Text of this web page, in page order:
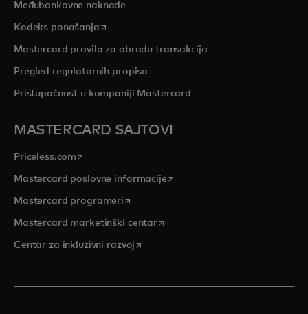
Međubankovne naknade
Kodeks ponašanjaopens in a new tab
Mastercard pravila za obradu transakcija
Pregled regulatornih propisa
Pristupačnost u kompaniji Mastercard
MASTERCARD SAJTOVI
Priceless.com opens in a new tab
Mastercard poslovne informacijeopens in a new tab
Mastercard programeri opens in a new tab
Mastercard marketinški centaropens in a new tab
Centar za inkluzivni razvoj opens in a new tab